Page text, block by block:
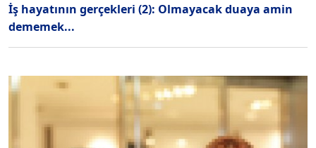
İş hayatının gerçekleri (2): Olmayacak duaya amin
dememek...